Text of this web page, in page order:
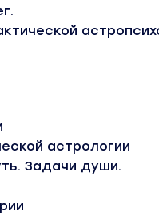
астрологии
Задачи души.